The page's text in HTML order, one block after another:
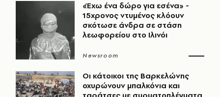
«Έχω ένα δώρο για εσένα» -
15χρονος ντυμένος κλόουν
σκότωσε άνδρα σε στάση
λεωφορείου στο Ιλινόι
Newsroom
Οι κάτοικοι της Βαρκελώνης
οχυρώνουν μπαλκόνια και